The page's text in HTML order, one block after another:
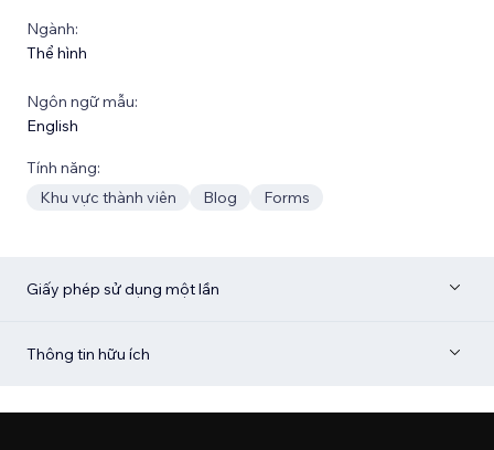
Ngành:
Thể hình
Ngôn ngữ mẫu:
English
Tính năng:
Khu vực thành viên
Blog Forms
Giấy phép sử dụng một lần
Thông tin hữu ích